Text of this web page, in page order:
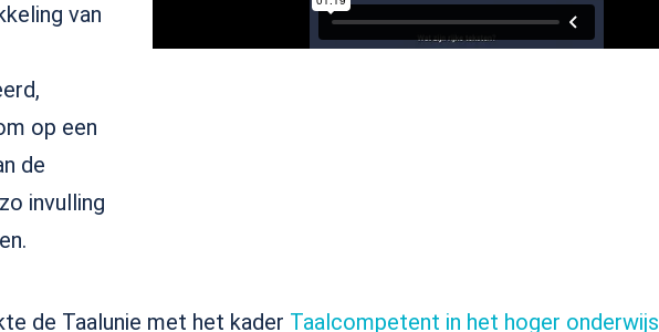
van
op een
de
invulling
de Taalunie met het kader Taalcompetent in het hoger onderwijs